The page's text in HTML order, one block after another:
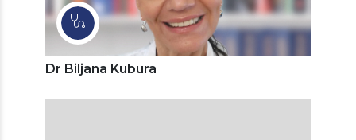
Dr Biljana Kubura